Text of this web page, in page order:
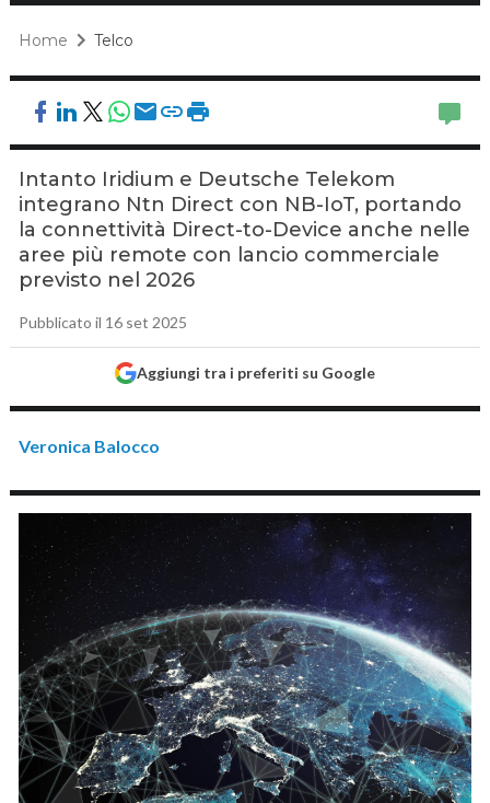
Home Telco
Intanto Iridium e Deutsche Telekom
integrano Ntn Direct con NB-IoT, portando
la connettività Direct-to-Device anche nelle
aree più remote con lancio commerciale
previsto nel 2026
Pubblicato il 16 set 2025
Aggiungi tra i preferiti su Google
Veronica Balocco